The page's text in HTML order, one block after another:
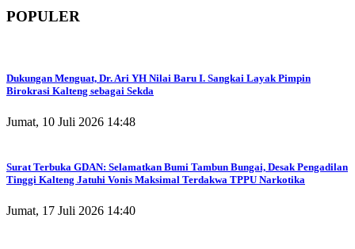
POPULER
Dukungan Menguat, Dr. Ari YH Nilai Baru I. Sangkai Layak Pimpin
Birokrasi Kalteng sebagai Sekda
Jumat, 10 Juli 2026 14:48
Surat Terbuka GDAN: Selamatkan Bumi Tambun Bungai, Desak Pengadilan
Tinggi Kalteng Jatuhi Vonis Maksimal Terdakwa TPPU Narkotika
Jumat, 17 Juli 2026 14:40